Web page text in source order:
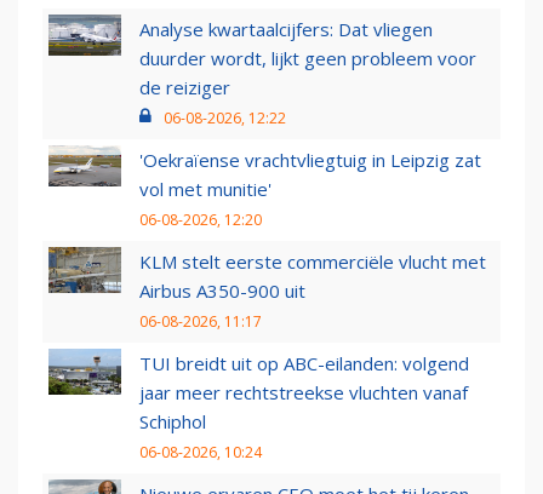
Analyse kwartaalcijfers: Dat vliegen
duurder wordt, lijkt geen probleem voor
de reiziger
06-08-2026, 12:22
'Oekraïense vrachtvliegtuig in Leipzig zat
vol met munitie'
06-08-2026, 12:20
KLM stelt eerste commerciële vlucht met
Airbus A350-900 uit
06-08-2026, 11:17
TUI breidt uit op ABC-eilanden: volgend
jaar meer rechtstreekse vluchten vanaf
Schiphol
06-08-2026, 10:24